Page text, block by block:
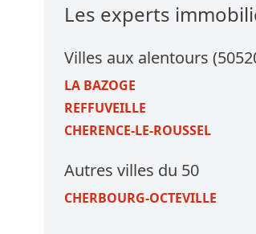
Les experts
Villes aux alentours
LA BAZOGE
REFFUVEILLE
CHERENCE-LE-ROUSSEL
Autres villes du 50
CHERBOURG-OCTEVILLE